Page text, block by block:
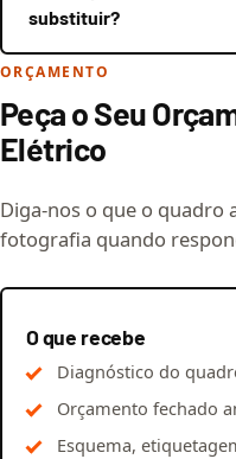
substituir?
ORÇAMENTO
Peça o Seu
Elétrico
Diga-nos o que o quadro
fotografia quando
O que recebe
Diagnóstico do
Orçamento fechado
Esquema,